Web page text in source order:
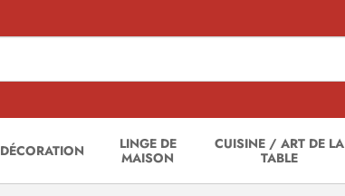
DÉCORATION
LINGE DE
MAISON
CUISINE / ART DE LA
TABLE